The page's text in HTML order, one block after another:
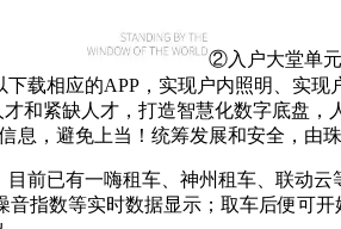
②入户大堂单元
载相应的APP，实现户内照明、实
和紧缺人才，打造智慧化数字底盘
息，避免上当！统筹发展和安全，由
已有一嗨租车、神州租车、联动
指数等实时数据显示；取车后便可